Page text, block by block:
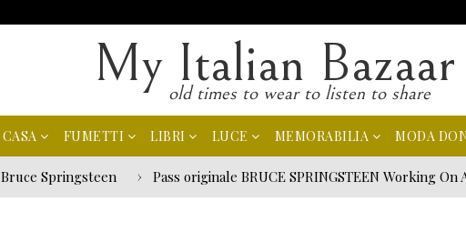
My Italian Bazaar
old times to wear to listen to share
CASA FUMETTI LIBRI LUCE MEMORABILIA MODA
Bruce Springsteen Pass originale BRUCE SPRINGSTEEN Working